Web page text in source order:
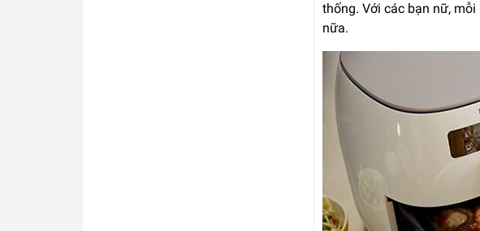
thống. Với các bạn nữ,
nữa.